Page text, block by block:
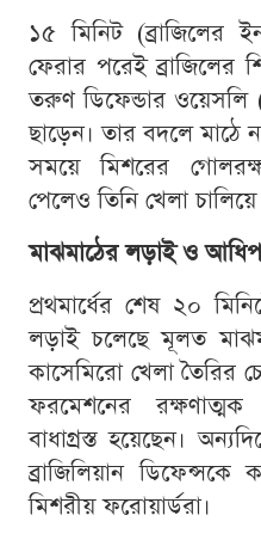
১৫ মিনিট (ব্রাজিলের
ফেরার পরেই ব্রাজিলের
তরুণ ডিফেন্ডার
ছাড়েন। তার বদলে মাঠে
সময়ে মিশরের
পেলেও তিনি খেলা চালিয়ে
মাঝমাঠের লড়াই ও
প্রথমার্ধের শেষ ২০
লড়াই চলেছে মূলত
কাসেমিরো খেলা তৈরির
ফরমেশনের
বাধাগ্রস্ত হয়েছেন।
ব্রাজিলিয়ান ডিফেন্সকে
মিশরীয় ফরোয়ার্ডরা।